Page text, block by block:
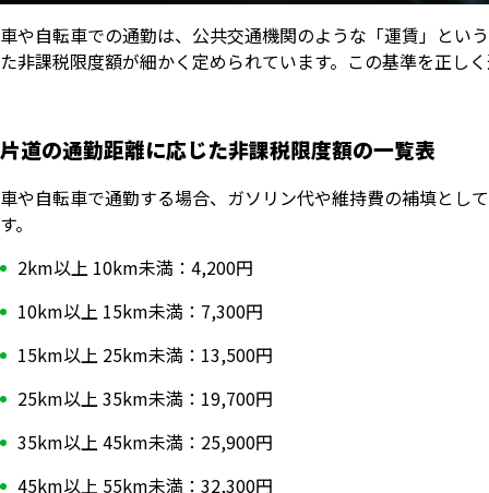
車や自転車での通勤は、公共交通機関のような「運賃」とい
た非課税限度額が細かく定められています。この基準を正し
片道の通勤距離に応じた非課税限度額の一覧表
車や自転車で通勤する場合、ガソリン代や維持費の補填とし
す。
2km以上 10km未満：4,200円
10km以上 15km未満：7,300円
15km以上 25km未満：13,500円
25km以上 35km未満：19,700円
35km以上 45km未満：25,900円
45km以上 55km未満：32,300円